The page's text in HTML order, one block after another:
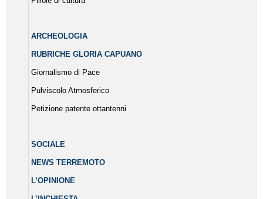
ARCHEOLOGIA
RUBRICHE GLORIA CAPUANO
Giornalismo di Pace
Pulviscolo Atmosferico
Petizione patente ottantenni
SOCIALE
NEWS TERREMOTO
L’OPINIONE